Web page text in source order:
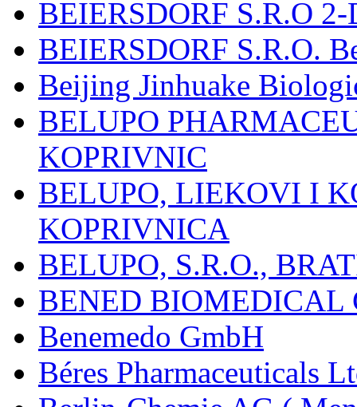
BEIERSDORF S.R.O
BEIERSDORF S.R.O.
Beijing Jinhuake
BELUPO
KOPRIVNIC
BELUPO, LIEKOVI I
KOPRIVNICA
BELUPO, S.R.O.,
BENED BIOMEDICAL
Benemedo GmbH
Béres Pharmaceuticals